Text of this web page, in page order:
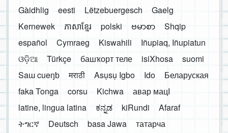
Gàidhlig
eesti Lëtzebuergesch
Gaelg
Kernewek
ភាសាខ្មែរ polski ဗမာစာ
Shqip
español
Cymraeg Kiswahili
Iñupiaq, Iñupiatun
ଓଡ଼ିଆ
Türkçe башҡорт теле isiXhosa
suomi
Saɯ cueŋƅ
मराठी Asụsụ Igbo Ido
Беларуская
faka Tonga
corsu Kichwa
авар мацӀ
latine, lingua latina
ಕನ್ನಡ kiRundi
Afaraf
ትግርኛ
Deutsch basa Jawa
татарча